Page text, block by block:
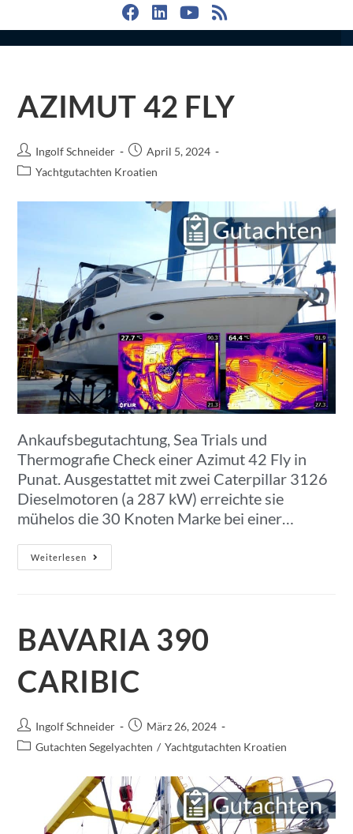
AZIMUT 42 FLY
Ingolf Schneider
April 5, 2024
Yachtgutachten Kroatien
Ankaufsbegutachtung, Sea Trials und
Thermografie Check einer Azimut 42 Fly in
Punat. Ausgestattet mit zwei Caterpillar 3126
Dieselmotoren (a 287 kW) erreichte sie
mühelos die 30 Knoten Marke bei einer…
Weiterlesen
BAVARIA 390
CARIBIC
Ingolf Schneider
März 26, 2024
Gutachten Segelyachten / Yachtgutachten Kroatien